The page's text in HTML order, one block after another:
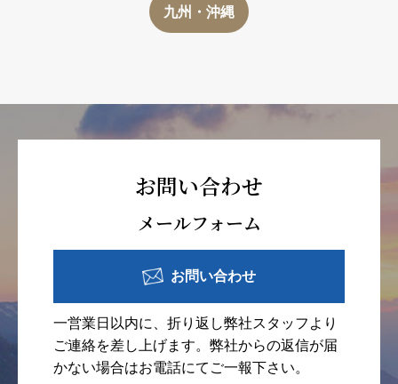
九州・沖縄
お問い合わせ
メールフォーム
お問い合わせ
一営業日以内に、折り返し弊社スタッフより
ご連絡を差し上げます。弊社からの返信が届
かない場合はお電話にてご一報下さい。